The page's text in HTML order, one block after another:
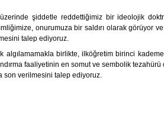
şiddetle reddettiğimiz bir ideolojik
onurumuza bir saldırı olarak görüyor
talep ediyoruz.
algılamamakla birlikte, ilköğretim birinci
faaliyetinin en somut ve sembolik
verilmesini talep ediyoruz.